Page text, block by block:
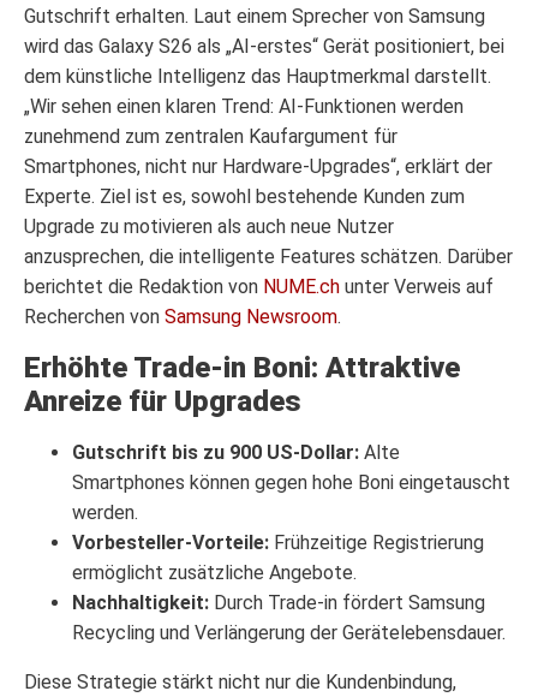
Gutschrift erhalten. Laut einem Sprecher von Samsung
wird das Galaxy S26 als „AI‑erstes“ Gerät positioniert, bei
dem künstliche Intelligenz das Hauptmerkmal darstellt.
„Wir sehen einen klaren Trend: AI-Funktionen werden
zunehmend zum zentralen Kaufargument für
Smartphones, nicht nur Hardware-Upgrades“, erklärt der
Experte. Ziel ist es, sowohl bestehende Kunden zum
Upgrade zu motivieren als auch neue Nutzer
anzusprechen, die intelligente Features schätzen. Darüber
berichtet die Redaktion von NUME.ch unter Verweis auf
Recherchen von Samsung Newsroom.
Erhöhte Trade‑in Boni: Attraktive
Anreize für Upgrades
Gutschrift bis zu 900 US‑Dollar: Alte
Smartphones können gegen hohe Boni eingetauscht
werden.
Vorbesteller-Vorteile: Frühzeitige Registrierung
ermöglicht zusätzliche Angebote.
Nachhaltigkeit: Durch Trade‑in fördert Samsung
Recycling und Verlängerung der Gerätelebensdauer.
Diese Strategie stärkt nicht nur die Kundenbindung,